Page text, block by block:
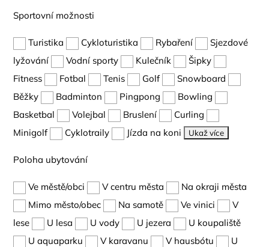
Sportovní možnosti
Turistika Cykloturistika Rybaření
Sjezdové
lyžování
Vodní sporty Kulečník
Šipky
Fitness
Fotbal Tenis Golf
Snowboard
Běžky
Badminton Pingpong
Bowling
Basketbal
Volejbal Bruslení
Curling
Minigolf
Cyklotraily Jízda na koni Ukaž více
Poloha ubytování
Ve městě/obci V centru města
Na okraji města
Mimo město/obec
Na samotě Ve vinici
V
lese
U lesa U vody U jezera
U koupaliště
U aquaparku
V karavanu V hausbótu
U